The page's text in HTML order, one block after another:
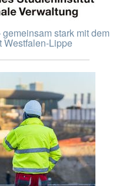
stark mit dem
Westfalen-Lippe